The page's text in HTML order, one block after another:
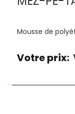
Mousse de
Votre prix: